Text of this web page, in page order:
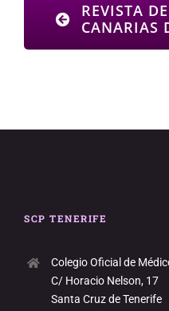
REVISTA
CANARIAS
SCP TENERIFE
Colegio Oficial de
C/ Horacio Nelson, 17
Santa Cruz de Tenerife